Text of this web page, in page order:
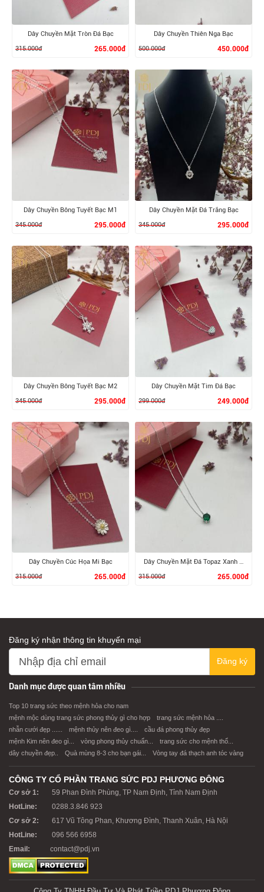
XEM CHI TIẾT
Dây Chuyền Mặt Tròn Đá Bạc
315.000đ
265.000đ
XEM CHI TIẾT
Dây Chuyền Thiên Nga Bạc
500.000đ
450.000đ
XEM CHI TIẾT
Dây Chuyền Bông Tuyết Bạc M1
345.000đ
295.000đ
XEM CHI TIẾT
Dây Chuyền Mặt Đá Trắng Bạc
345.000đ
295.000đ
XEM CHI TIẾT
Dây Chuyền Bông Tuyết Bạc M2
345.000đ
295.000đ
XEM CHI TIẾT
Dây Chuyền Mặt Tim Đá Bạc
299.000đ
249.000đ
XEM CHI TIẾT
Dây Chuyền Cúc Họa Mi Bạc
315.000đ
265.000đ
XEM CHI TIẾT
Dây Chuyền Mặt Đá Topaz Xanh Bạc
315.000đ
265.000đ
Đăng ký nhận thông tin khuyến mại
Đăng ký
Danh mục được quan tâm nhiều
Top 10 trang sức theo mệnh hỏa cho nam
mệnh mộc dùng trang sức phong thủy gì cho hợp
trang sức mệnh hỏa ....
nhẫn cưới đẹp ......
mệnh thủy nên đeo gì....
cầu đá phong thủy đẹp
mệnh Kim nên đeo gì...
vòng phong thủy chuẩn...
trang sức cho mệnh thổ...
dây chuyền đẹp..
Quà mùng 8-3 cho bạn gái... Vòng tay đá thạch anh tóc vàng
CÔNG TY CỔ PHẦN TRANG SỨC PDJ PHƯƠNG ĐÔNG
Cơ sở 1:
59 Phan Đình Phùng, TP Nam Định, Tỉnh Nam Định
HotLine:
0288.3.846 923
Cơ sở 2:
617 Vũ Tông Phan, Khương Đình, Thanh Xuân, Hà Nội
HotLine:
096 566 6958
Email:
contact@pdj.vn